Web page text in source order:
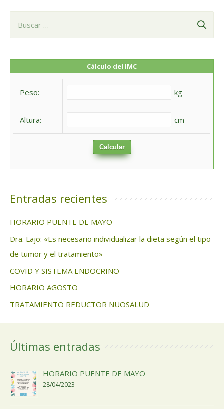
Cálculo del IMC
Peso: kg
Altura: cm
Calcular
Entradas recientes
HORARIO PUENTE DE MAYO
Dra. Lajo: «Es necesario individualizar la dieta según el tipo
de tumor y el tratamiento»
COVID Y SISTEMA ENDOCRINO
HORARIO AGOSTO
TRATAMIENTO REDUCTOR NUOSALUD
Últimas entradas
HORARIO PUENTE DE MAYO
28/04/2023